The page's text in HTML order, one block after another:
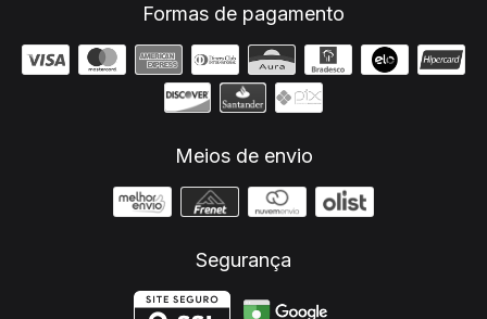
Formas de pagamento
Meios de envio
Segurança